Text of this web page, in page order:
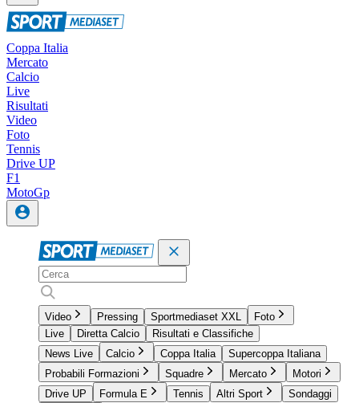
Coppa Italia
Mercato
Calcio
Live
Risultati
Video
Foto
Tennis
Drive UP
F1
MotoGp
Video Pressing Sportmediaset XXL
Foto
Live
Diretta Calcio
Risultati e Classifiche
News Live
Calcio Coppa Italia
Supercoppa Italiana
Probabili Formazioni
Squadre Mercato
Motori
Drive UP
Formula E Tennis Altri Sport
Sondaggi